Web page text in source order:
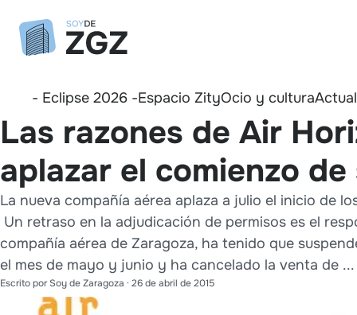
- Eclipse 2026 -Espacio ZityOcio y cultura
Las razones de Air
aplazar el comienzo
La nueva compañía aérea aplaza a julio el inicio de
Un retraso en la adjudicación de permisos es el
compañía aérea de Zaragoza, ha tenido que
el mes de mayo y junio y ha cancelado la venta de ...
Escrito porSoy de Zaragoza · 26 de abril de 2015